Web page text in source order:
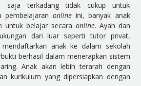
saja terkadang tidak cukup untuk
pembelajaran online ini, banyak anak
untuk belajar secara online. Ayah dan
dari luar seperti tutor privat,
anak ke dalam sekolah
berhasil dalam menerapkan sistem
Anak akan lebih terarah dengan
kurikulum yang dipersiapkan dengan